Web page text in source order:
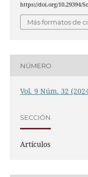
https://doi.org/10.29394/
Más formatos de
NÚMERO
Vol. 9 Núm. 32
SECCIÓN
Artículos